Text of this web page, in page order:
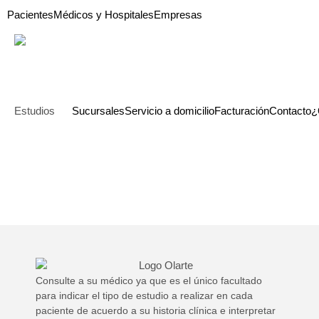
PacientesMédicos y HospitalesEmpresas
Estudios SucursalesServicio a domicilioFacturaciónContacto
Consulte a su médico ya que es el único facultado
para indicar el tipo de estudio a realizar en cada
paciente de acuerdo a su historia clínica e interpretar